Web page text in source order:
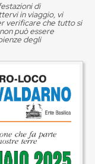
di
in viaggio, vi
verificare che tutto si
può essere
degli